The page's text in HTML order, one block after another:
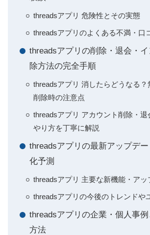
threadsアプリ 危険性とその実態
threadsアプリのよくある不満・口
threadsアプリの削除・退会・
除方法の完全手順
threadsアプリ 消したらどうなる？
削除時の注意点
threadsアプリ アカウント削除・
やり方を丁寧に解説
threadsアプリの最新アップデ
化予測
threadsアプリ 主要な新機能・アッ
threadsアプリの今後のトレンドや
threadsアプリの企業・個人事
方法